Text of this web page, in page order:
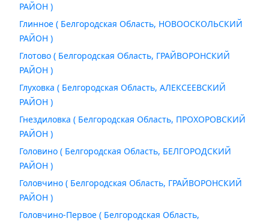
РАЙОН )
Глинное ( Белгородская Область, НОВООСКОЛЬСКИЙ
РАЙОН )
Глотово ( Белгородская Область, ГРАЙВОРОНСКИЙ
РАЙОН )
Глуховка ( Белгородская Область, АЛЕКСЕЕВСКИЙ
РАЙОН )
Гнездиловка ( Белгородская Область, ПРОХОРОВСКИЙ
РАЙОН )
Головино ( Белгородская Область, БЕЛГОРОДСКИЙ
РАЙОН )
Головчино ( Белгородская Область, ГРАЙВОРОНСКИЙ
РАЙОН )
Головчино-Первое ( Белгородская Область,